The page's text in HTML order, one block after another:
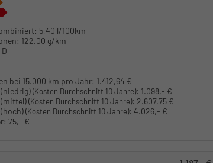
5,40 l/100km
122,00 g/km
D
bei 15.000 km pro Jahr: 1.412,64 €
(Kosten Durchschnitt 10 Jahre): 1.098,- €
(mittel)(Kosten Durchschnitt 10 Jahre): 2.607,75 €
(Kosten Durchschnitt 10 Jahre): 4.026,- €
75,- €